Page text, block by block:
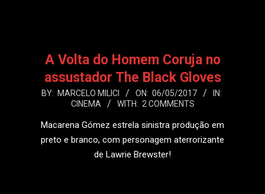
A Volta do Homem Coruja no
assustador The Black Gloves
2017-
06
BY: MARCELO MILICI ON: 06/05/2017
IN:
CINEMA
WITH: 2 COMMENTS
Macarena Gómez estrela sinistra produção em
preto e branco, com personagem aterrorizante
de Lawrie Brewster!